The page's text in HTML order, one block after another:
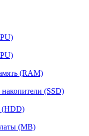
(RAM)
(SSD)
(HDD)
(MB)